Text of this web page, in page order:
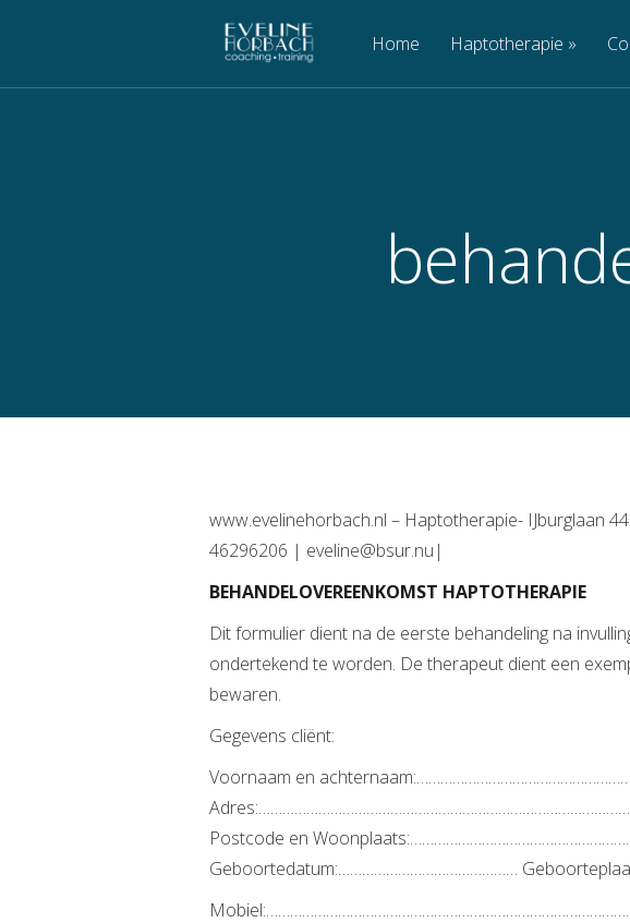
Home Haptotherapie »
www.evelinehorbach.nl – Haptotherapie- IJburglaan
46296206 | eveline@bsur.nu|
BEHANDELOVEREENKOMST HAPTOTHERAPIE
Dit formulier dient na de eerste behandeling na
ondertekend te worden. De therapeut dient een
bewaren.
Gegevens cliënt:
Voornaam en
Postcode en
Geboortedatum:………………………………………